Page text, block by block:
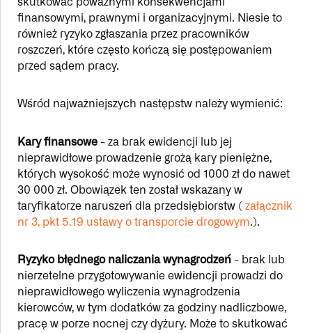
finansowymi, prawnymi i organizacyjnymi. Niesie to
również ryzyko zgłaszania przez pracowników
roszczeń, które często kończą się postępowaniem
przed sądem pracy.
Wśród najważniejszych następstw należy wymienić:
Kary finansowe- za brak ewidencji lub jej
nieprawidłowe prowadzenie grożą kary pieniężne,
których wysokość może wynosić od 1000 zł do nawet
30 000 zł. Obowiązek ten został wskazany w
taryfikatorze naruszeń dla przedsiębiorstw ( załącznik
nr 3, pkt 5.19 ustawy o transporcie drogowym.).
Ryzyko błędnego naliczania wynagrodzeń- brak lub
nierzetelne przygotowywanie ewidencji prowadzi do
nieprawidłowego wyliczenia wynagrodzenia
kierowców, w tym dodatków za godziny nadliczbowe,
pracę w porze nocnej czy dyżury. Może to skutkować